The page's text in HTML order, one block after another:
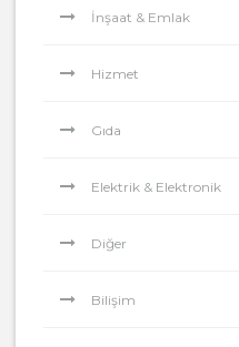
İnşaat & Emlak
Hizmet
Gıda
Elektrik & Elektronik
Diğer
Bilişim